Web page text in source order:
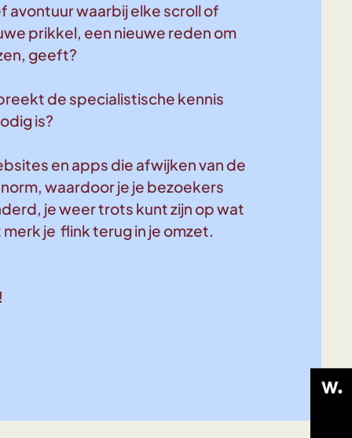
avontuur waarbij elke scroll of
prikkel, een nieuwe reden om
geeft?
de specialistische kennis
is?
en apps die afwijken van de
waardoor je je bezoekers
je weer trots kunt zijn op wat
je flink terug in je omzet.